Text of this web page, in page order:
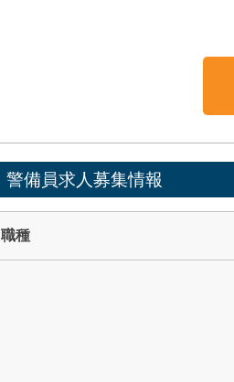
警備員求人募集情報
職種